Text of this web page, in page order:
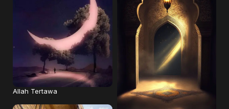
Allah Tertawa